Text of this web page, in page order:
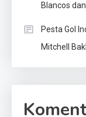
Blancos
Pesta Gol
Mitchell